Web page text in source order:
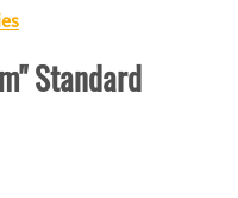
Standard